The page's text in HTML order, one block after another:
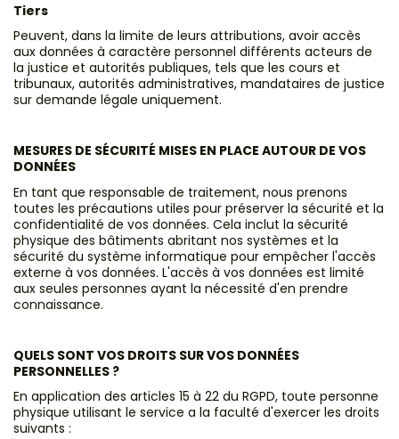
Tiers
Peuvent, dans la limite de leurs attributions, avoir accès
aux données à caractère personnel différents acteurs de
la justice et autorités publiques, tels que les cours et
tribunaux, autorités administratives, mandataires de justice
sur demande légale uniquement.
MESURES DE SÉCURITÉ MISES EN PLACE AUTOUR DE VOS
DONNÉES
En tant que responsable de traitement, nous prenons
toutes les précautions utiles pour préserver la sécurité et la
confidentialité de vos données. Cela inclut la sécurité
physique des bâtiments abritant nos systèmes et la
sécurité du système informatique pour empêcher l'accès
externe à vos données. L'accès à vos données est limité
aux seules personnes ayant la nécessité d'en prendre
connaissance.
QUELS SONT VOS DROITS SUR VOS DONNÉES
PERSONNELLES ?
En application des articles 15 à 22 du RGPD, toute personne
physique utilisant le service a la faculté d'exercer les droits
suivants :